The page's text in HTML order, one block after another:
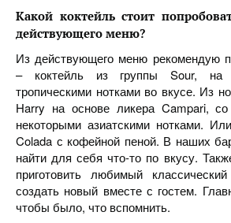
Какой коктейль стоит
действующего меню?
Из действующего меню рекомендую
– коктейль из группы Sour,
тропическими нотками во вкусе. Из
Harry на основе ликера Campari,
некоторыми азиатскими нотками.
Colada с кофейной пеной. В наших
найти для себя что-то по вкусу.
приготовить любимый
создать новый вместе с гостем.
чтобы было, что вспомнить.